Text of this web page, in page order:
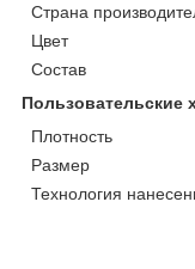
Страна
Цвет
Состав
Пользовательские
Плотность
Размер
Технология